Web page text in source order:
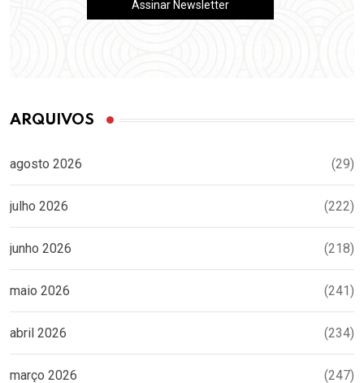
ARQUIVOS
agosto 2026 (29)
julho 2026 (222)
junho 2026 (218)
maio 2026 (241)
abril 2026 (234)
março 2026 (247)